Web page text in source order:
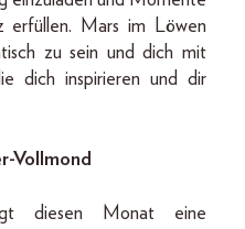
erfüllen. Mars im Löwen
zu sein und dich mit
dich inspirieren und dir
Vollmond
diesen Monat eine